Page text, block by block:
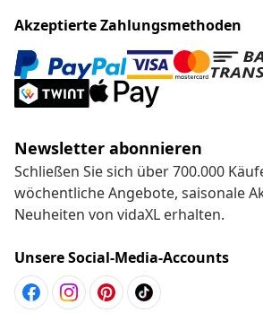
Akzeptierte Zahlungsmethoden
Newsletter abonnieren
Schließen Sie sich über 700.000
wöchentliche Angebote, saisonale
Neuheiten von vidaXL erhalten.
Unsere Social-Media-Accounts